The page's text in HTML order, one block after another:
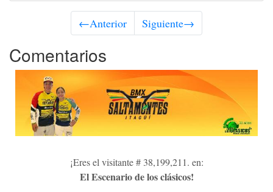
←Anterior Siguiente→
Comentarios
¡Eres el visitante # 38,199,211. en:
El Escenario de los clásicos!